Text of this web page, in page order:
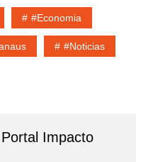
#economia
#noticias
Impacto